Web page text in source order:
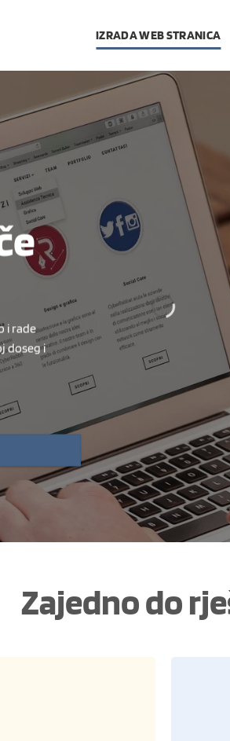
IZRADA WEB STRANICA
i rade
doseg i
Zajedno do